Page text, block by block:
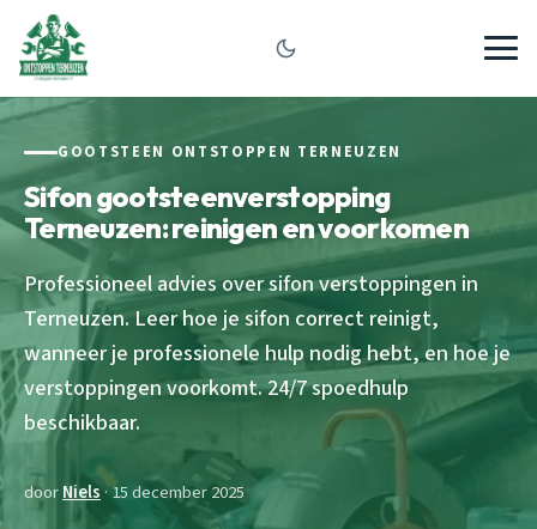
GOOTSTEEN ONTSTOPPEN TERNEUZEN
Sifon gootsteenverstopping
Terneuzen: reinigen en voorkomen
Professioneel advies over sifon verstoppingen in
Terneuzen. Leer hoe je sifon correct reinigt,
wanneer je professionele hulp nodig hebt, en hoe je
verstoppingen voorkomt. 24/7 spoedhulp
beschikbaar.
doorNiels· 15 december 2025